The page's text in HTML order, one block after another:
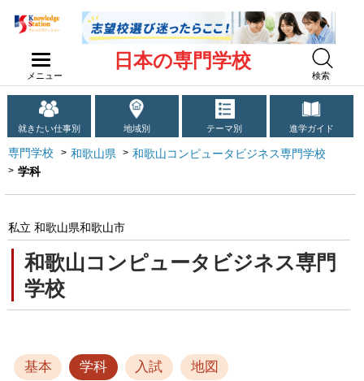
メニュー
日本の専門学校
検索
就きたい仕事別 地域別 テーマ別 進学ガイド
専門学校 和歌山県
和歌山コンピュータビジネス専門学校
学科
和歌山コンピュータビジネス専門
学校
私立 和歌山県和歌山市
基本 学科 入試 地図